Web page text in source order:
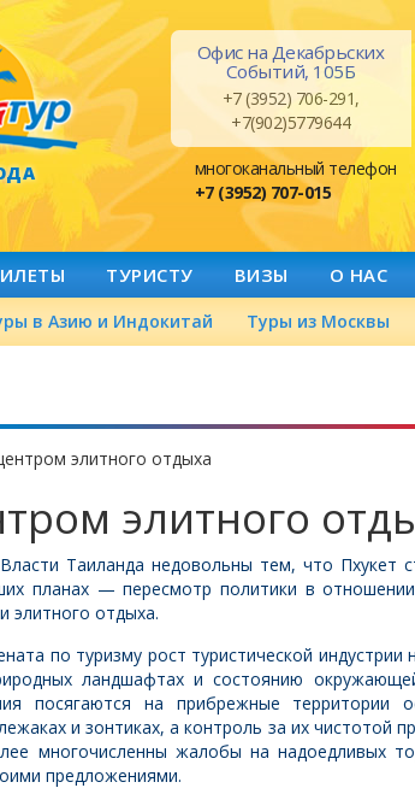
Офис на Декабрьских
Событий, 105Б
+7 (3952) 706-291,
+7(902)5779644
многоканальный телефон
+7 (3952) 707-015
ТУРИСТУ ВИЗЫ О НАС
в Азию и Индокитай Туры из Москвы
элитного отдыха
элитного
Власти Таиланда недовольны тем, что Пхукет
планах — пересмотр политики в
элитного отдыха.
по туризму рост туристической индустрии
ландшафтах и состоянию
посягаются на прибрежные территории
и зонтиках, а контроль за их чистотой
многочисленны жалобы на надоедливых
предложениями.